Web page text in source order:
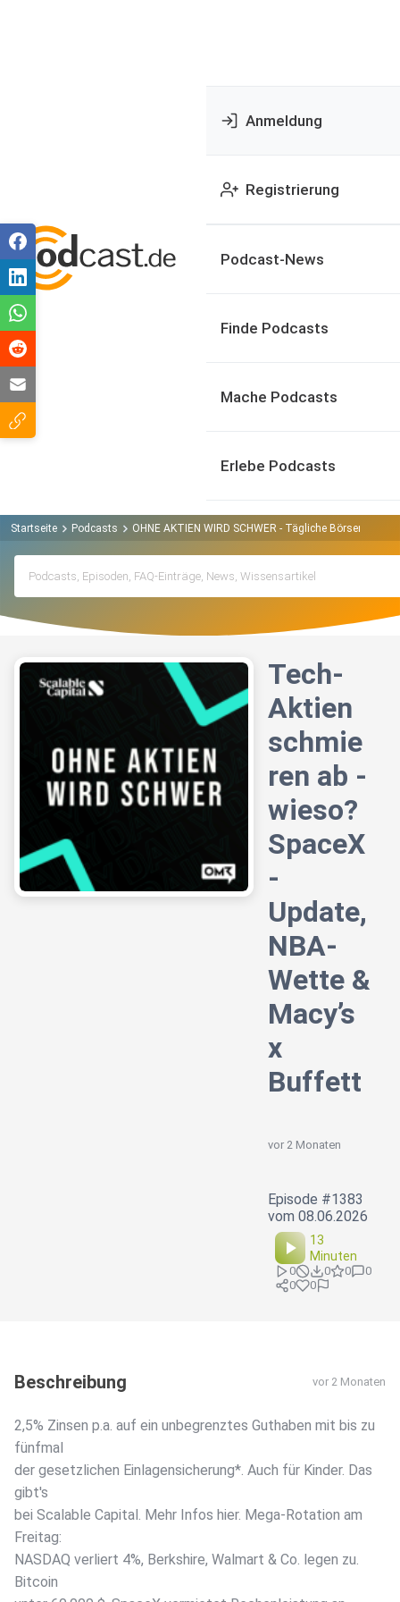
Anmeldung
Registrierung
Podcast-News
Finde Podcasts
Mache Podcasts
Erlebe Podcasts
Startseite Podcasts OHNE AKTIEN WIRD SCHWER - Tägliche Börsen-News
Tech-
Aktien
schmie
ren ab -
wieso?
SpaceX
-
Update,
NBA-
Wette &
Macy’s
x
Buffett
vor 2 Monaten
Episode #1383
vom 08.06.2026
13
Minuten
0 0 0
0
0
0
Beschreibung vor 2 Monaten
2,5% Zinsen p.a. auf ein unbegrenztes Guthaben mit bis zu
fünfmal
der gesetzlichen Einlagensicherung*. Auch für Kinder. Das
gibt's
bei Scalable Capital. Mehr Infos hier. Mega-Rotation am
Freitag:
NASDAQ verliert 4%, Berkshire, Walmart & Co. legen zu.
Bitcoin